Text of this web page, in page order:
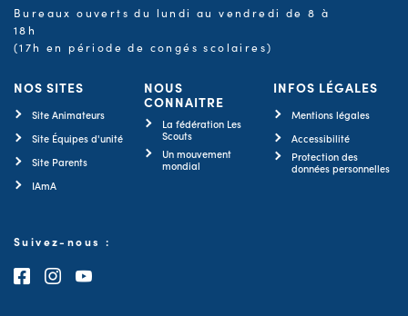
Bureaux ouverts du lundi au vendredi de 8 à
18h
(17h en période de congés scolaires)
NOS SITES
Site Animateurs
Site Équipes d'unité
Site Parents
IAmA
NOUS
CONNAITRE
La fédération Les
Scouts
Un mouvement
mondial
INFOS LÉGALES
Mentions légales
Accessibilité
Protection des
données personnelles
Suivez-nous :
Consultez notre page Facebook
Consultez notre page Instagram
Consultez notre chaîne Youtube